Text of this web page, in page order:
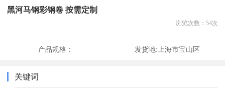
黑河马钢彩钢卷 按需定制
浏览次数： 54次
产品规格： 发货地: 上海市宝山区
关键词